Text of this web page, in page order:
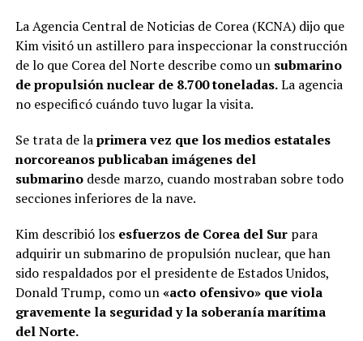
La Agencia Central de Noticias de Corea (KCNA) dijo que
Kim visitó un astillero para inspeccionar la construcción
de lo que Corea del Norte describe como un submarino
de propulsión nuclear de 8.700 toneladas.La agencia
no especificó cuándo tuvo lugar la visita.
Se trata de laprimera vez que los medios estatales
norcoreanos publicaban imágenes del
submarinodesde marzo, cuando mostraban sobre todo
secciones inferiores de la nave.
Kim describió los esfuerzos de Corea del Surpara
adquirir un submarino de propulsión nuclear, que han
sido respaldados por el presidente de Estados Unidos,
Donald Trump, como un«acto ofensivo» que viola
gravemente la seguridad y la soberanía marítima
del Norte.